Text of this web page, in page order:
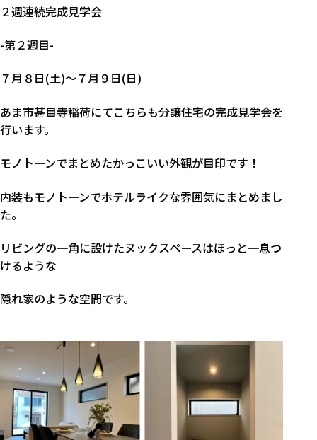
２週連続完成見学会
-第２週目-
７月８日(土)～７月９日(日)
あま市甚目寺稲荷にてこちらも分譲住宅の完成見学会を
行います。
モノトーンでまとめたかっこいい外観が目印です！
内装もモノトーンでホテルライクな雰囲気にまとめまし
た。
リビングの一角に設けたヌックスペースはほっと一息つ
けるような
隠れ家のような空間です。